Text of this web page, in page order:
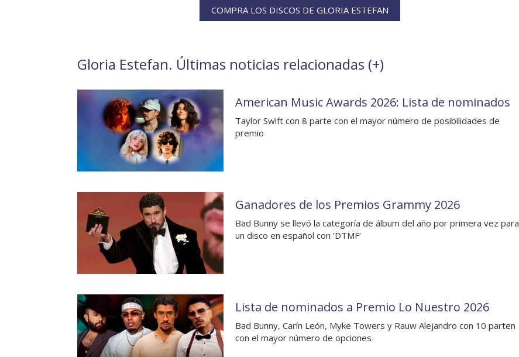
COMPRA LOS DISCOS DE GLORIA ESTEFAN
Gloria Estefan. Últimas noticias relacionadas (+)
American Music Awards 2026: Lista de nominados
Taylor Swift con 8 parte con el mayor número de posibilidades de
premio
Ganadores de los Premios Grammy 2026
Bad Bunny se llevó la categoría de álbum del año por primera vez para
un disco en español con 'DTMF'
Lista de nominados a Premio Lo Nuestro 2026
Bad Bunny, Carín León, Myke Towers y Rauw Alejandro con 10 parten
con el mayor número de opciones